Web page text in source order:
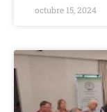
octubre 15, 2024